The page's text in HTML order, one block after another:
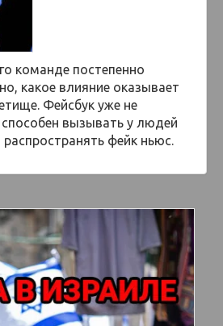
команде постепенно
какое влияние оказывает
Фейсбук уже не
вызывать у людей
фейк ньюс.